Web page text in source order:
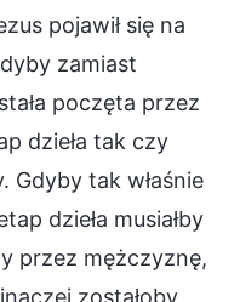
pojawił się na
zamiast
poczęta przez
dzieła tak czy
Gdyby tak właśnie
dzieła musiałby
przez mężczyznę,
zostałoby